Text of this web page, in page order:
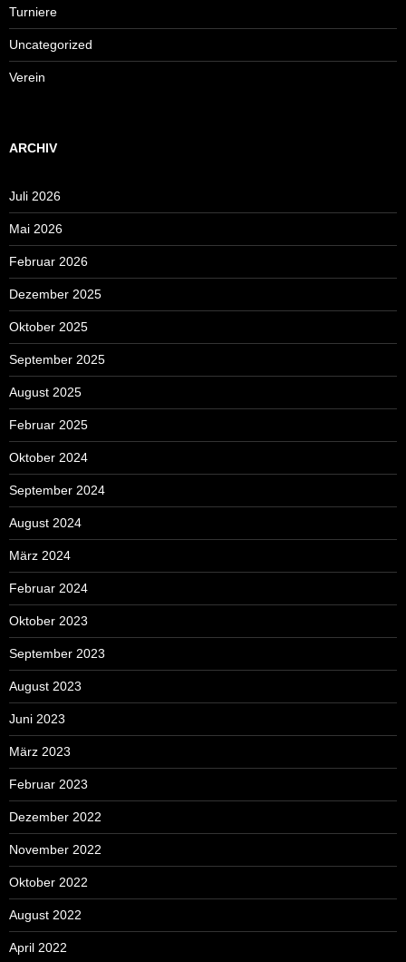
Turniere
Uncategorized
Verein
ARCHIV
Juli 2026
Mai 2026
Februar 2026
Dezember 2025
Oktober 2025
September 2025
August 2025
Februar 2025
Oktober 2024
September 2024
August 2024
März 2024
Februar 2024
Oktober 2023
September 2023
August 2023
Juni 2023
März 2023
Februar 2023
Dezember 2022
November 2022
Oktober 2022
August 2022
April 2022